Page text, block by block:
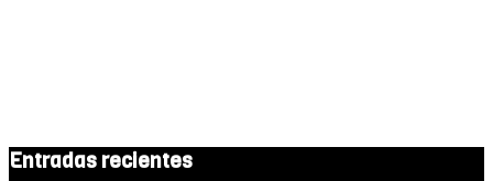
Entradas recientes